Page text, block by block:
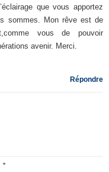
que vous apportez
sommes. Mon rêve est de
vous de pouvoir
avenir. Merci.
Répondre
*